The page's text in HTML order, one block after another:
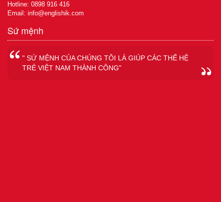
Hotline: 0898 916 416
Email: info@englishik.com
Sứ mệnh
" SỨ MỆNH CỦA CHÚNG TÔI LÀ GIÚP CÁC THẾ HỆ
TRẺ VIỆT NAM THÀNH CÔNG"